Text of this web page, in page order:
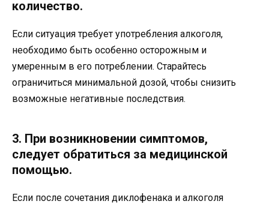
количество.
Если ситуация требует употребления алкоголя,
необходимо быть особенно осторожным и
умеренным в его потреблении. Старайтесь
ограничиться минимальной дозой, чтобы снизить
возможные негативные последствия.
3. При возникновении симптомов,
следует обратиться за медицинской
помощью.
Если после сочетания диклофенака и алкоголя